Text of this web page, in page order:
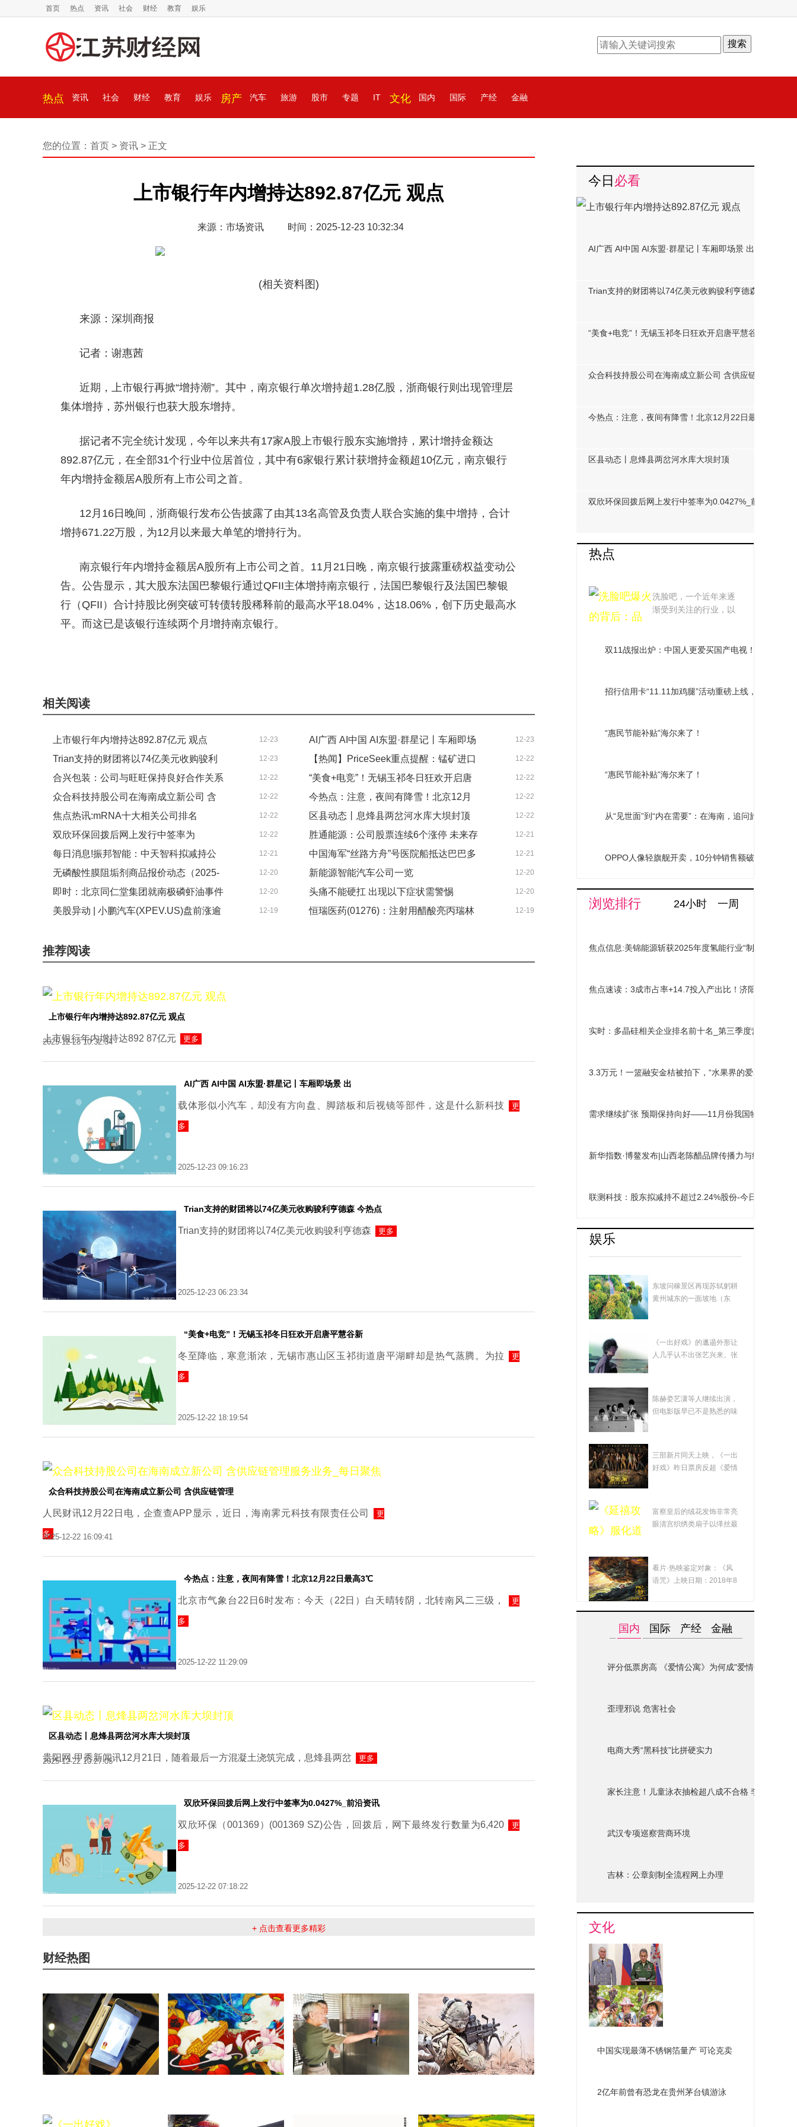
首页 热点 资讯 社会 财经 教育 娱乐
搜索
热点 资讯 社会 财经 教育 娱乐 房产 汽车 旅游 股市 专题 IT 文化 国内 国际 产经 金融
您的位置： 首页 > 资讯 > 正文
上市银行年内增持达892.87亿元 观点
来源：市场资讯 时间：2025-12-23 10:32:34
(相关资料图)
来源：深圳商报
记者：谢惠茜
近期，上市银行再掀“增持潮”。其中，南京银行单次增持超1.28亿股，浙商银行则出现管理层
集体增持，苏州银行也获大股东增持。
据记者不完全统计发现，今年以来共有17家A股上市银行股东实施增持，累计增持金额达
892.87亿元，在全部31个行业中位居首位，其中有6家银行累计获增持金额超10亿元，南京银行
年内增持金额居A股所有上市公司之首。
12月16日晚间，浙商银行发布公告披露了由其13名高管及负责人联合实施的集中增持，合计
增持671.22万股，为12月以来最大单笔的增持行为。
南京银行年内增持金额居A股所有上市公司之首。11月21日晚，南京银行披露重磅权益变动公
告。公告显示，其大股东法国巴黎银行通过QFII主体增持南京银行，法国巴黎银行及法国巴黎银
行（QFII）合计持股比例突破可转债转股稀释前的最高水平18.04%，达18.06%，创下历史最高水
平。而这已是该银行连续两个月增持南京银行。
相关阅读
上市银行年内增持达892.87亿元 观点 12-23
AI广西 AI中国 AI东盟·群星记丨车厢即场
景 出行成体验
12-23
Trian支持的财团将以74亿美元收购骏利
亨德森 今热点
12-23
【热闻】PriceSeek重点提醒：锰矿进口
环比降13%利好锰硅
12-22
合兴包装：公司与旺旺保持良好合作关系 12-22
“美食+电竞”！无锡玉祁冬日狂欢开启唐
平慧谷新篇章_视讯
12-22
众合科技持股公司在海南成立新公司 含
供应链管理服务业务_每日聚焦
12-22
今热点：注意，夜间有降雪！北京12月
22日最高3℃，最低-3℃
12-22
焦点热讯:mRNA十大相关公司排名
_2025第三季度营收增幅排行榜
12-22 区县动态丨息烽县两岔河水库大坝封顶 12-22
双欣环保回拨后网上发行中签率为
0.0427%_前沿资讯
12-22
胜通能源：公司股票连续6个涨停 未来存
在快速下跌风险-信息
12-21
每日消息!振邦智能：中天智科拟减持公
司股份不超5.2万股
12-21
中国海军“丝路方舟”号医院船抵达巴巴多
斯开展医疗服务
12-21
无磷酸性膜阻垢剂商品报价动态（2025-
12-20）
12-20
新能源智能汽车公司一览
（2025/12/19）|精彩看点
12-20
即时：北京同仁堂集团就南极磷虾油事件
致歉
12-20 头痛不能硬扛 出现以下症状需警惕 12-20
美股异动 | 小鹏汽车(XPEV.US)盘前涨逾
12-19
恒瑞医药(01276)：注射用醋酸亮丙瑞林
12-19
推荐阅读
上市银行年内增持达892.87亿元 观点
上市银行年内增持达892 87亿元 更多
2025-12-23 10:32:34
AI广西 AI中国 AI东盟·群星记丨车厢即场景 出
载体形似小汽车，却没有方向盘、脚踏板和后视镜等部件，这是什么新科技 更
多
2025-12-23 09:16:23
Trian支持的财团将以74亿美元收购骏利亨德森 今热点
Trian支持的财团将以74亿美元收购骏利亨德森 更多
2025-12-23 06:23:34
“美食+电竞”！无锡玉祁冬日狂欢开启唐平慧谷新
冬至降临，寒意渐浓，无锡市惠山区玉祁街道唐平湖畔却是热气蒸腾。为拉 更
多
2025-12-22 18:19:54
众合科技持股公司在海南成立新公司 含供应链管理
人民财讯12月22日电，企查查APP显示，近日，海南霁元科技有限责任公司 更
多
2025-12-22 16:09:41
今热点：注意，夜间有降雪！北京12月22日最高3℃
北京市气象台22日6时发布：今天（22日）白天晴转阴，北转南风二三级， 更
多
2025-12-22 11:29:09
区县动态丨息烽县两岔河水库大坝封顶
贵阳网·甲秀新闻讯12月21日，随着最后一方混凝土浇筑完成，息烽县两岔 更多
2025-12-22 10:27:05
双欣环保回拨后网上发行中签率为0.0427%_前沿资讯
双欣环保（001369）(001369 SZ)公告，回拨后，网下最终发行数量为6,420 更
多
2025-12-22 07:18:22
+ 点击查看更多精彩
财经热图
今日 必看
AI广西 AI中国 AI东盟·群星记丨车厢即场景 出行成体验
Trian支持的财团将以74亿美元收购骏利亨德森 今热点
“美食+电竞”！无锡玉祁冬日狂欢开启唐平慧谷新篇章_视
众合科技持股公司在海南成立新公司 含供应链管理服务
今热点：注意，夜间有降雪！北京12月22日最高3℃，
区县动态丨息烽县两岔河水库大坝封顶
双欣环保回拨后网上发行中签率为0.0427%_前沿资讯
热点
品牌争相涌入，市场发
洗脸吧，一个近年来逐
渐受到关注的行业，以
双11战报出炉：中国人更爱买国产电视！TCL夺多
招行信用卡“11.11加鸡腿”活动重磅上线，全网购物
“惠民节能补贴”海尔来了！
“惠民节能补贴”海尔来了！
从“见世面”到“内在需要”：在海南，追问旅行的意义
OPPO人像轻旗舰开卖，10分钟销售额破亿，
浏览排行 24小时 一周
焦点信息:美锦能源斩获2025年度氢能行业“制储加用
焦点速读：3成市占率+14.7投入产出比！济阳“山楂智造
实时：多晶硅相关企业排名前十名_第三季度营收增幅10
3.3万元！一篮融安金桔被拍下，“水果界的爱马仕”实锤
需求继续扩张 预期保持向好——11月份我国物流业景气
新华指数·博鳌发布|山西老陈醋品牌传播力与线上销量
联测科技：股东拟减持不超过2.24%股份-今日关注
娱乐
想曲
东坡问稼景区再现苏轼躬耕
黄州城东的一面坡地（东
教下 张艺兴奉献了"一
《一出好戏》的邋遢外形让
人几乎认不出张艺兴来。张
成"欺诈片" 凭口碑赚钱
陈赫娄艺潇等人继续出演，
但电影版早已不是熟悉的味
公寓" 观众批"挂羊头卖
三部新片同天上映，《一出
好戏》昨日票房反超《爱情
的"秘密" 透过热播剧感
富察皇后的绒花发饰非常亮
眼清宫织绣类扇子以缂丝最
瑜互见 值得鼓励
看片·热映鉴定对象：《风
语咒》上映日期：2018年8
国内 国际 产经 金融
评分低票房高 《爱情公寓》为何成"爱情公墓"？
歪理邪说 危害社会
电商大秀“黑科技”比拼硬实力
家长注意！儿童泳衣抽检超八成不合格 李宁迪士尼
武汉专项巡察营商环境
吉林：公章刻制全流程网上办理
文化
俄组建新机构深化国防改革
中国实现最薄不锈钢箔量产 可论克卖
2亿年前曾有恐龙在贵州茅台镇游泳